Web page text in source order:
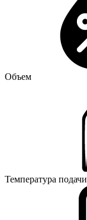
Объем
Температура подачи